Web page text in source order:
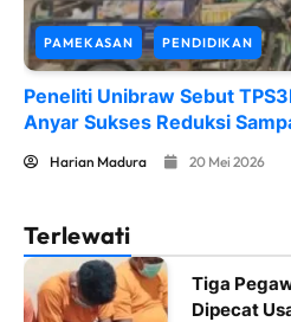
PAMEKASAN PENDIDIKAN
Peneliti Unibraw Sebut
Anyar Sukses Reduksi
Harian Madura 20 Mei 2026
Terlewati
Tiga
Dipecat